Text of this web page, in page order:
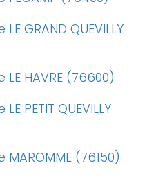
GRAND QUEVILLY
HAVRE (76600)
PETIT QUEVILLY
(76150)